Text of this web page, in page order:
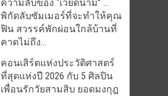
ความลับของ “เวียดนาม” …
พิกัดลับซัมเมอร์ที่จะทำให้คุณ
ฟิน สวรรค์พักผ่อนใกล้บ้านที่
คาดไม่ถึง...
คอนเสิร์ตแห่งประวัติศาสตร์
ที่สุดแห่งปี 2026 กับ 5 ศิลปิน
เพื่อนรักวัยสามสิบ ยอดมงกุฎ